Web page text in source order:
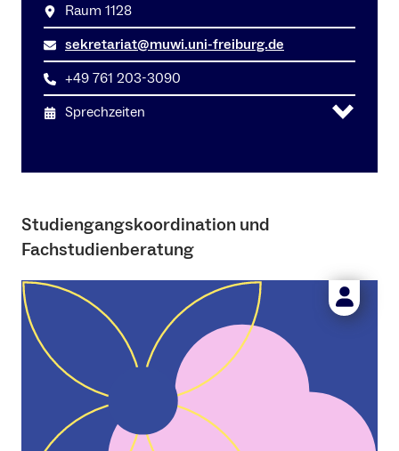
Raum 1128
sekretariat@muwi.uni-freiburg.de
+49 761 203-3090
Sprechzeiten
Studiengangskoordination und
Fachstudienberatung